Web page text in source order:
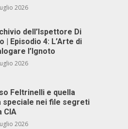
2026
dell’Ispettore Di
| Episodio 4: L’Arte di
l’Ignoto
2026
Feltrinelli e quella
speciale nei file segreti
CIA
2026